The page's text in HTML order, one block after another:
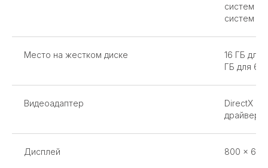
систем
систем
Место на жестком диске
16 ГБ для
ГБ для
Видеоадаптер
DirectX 9
Дисплей 800 x 600